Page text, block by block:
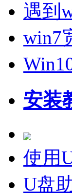
遇到
win7
安装
使用
U盘